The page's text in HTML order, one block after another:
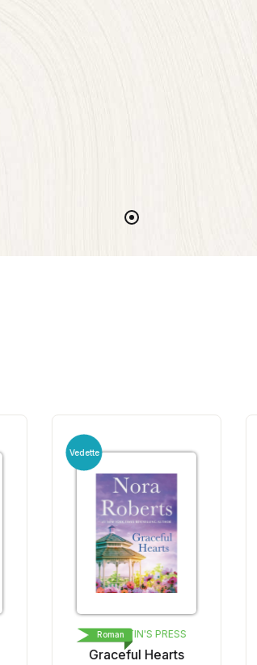
Vedette
ST. MARTIN'S PRESS
Graceful Hearts
Roman